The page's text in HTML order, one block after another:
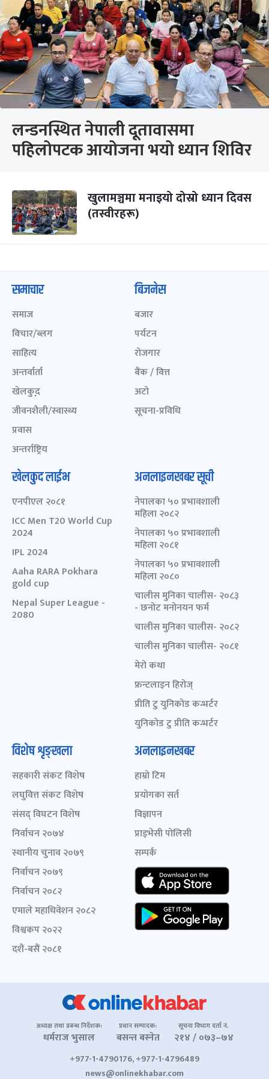
लन्डनस्थित नेपाली दूतावासमा
पहिलोपटक आयोजना भयो ध्यान शिविर
खुलामञ्चमा मनाइयो दोस्रो ध्यान दिवस
(तस्वीरहरू)
समाचार
समाज
विचार/ब्लग
साहित्य
अन्तर्वार्ता
खेलकुद़़
जीवनशैली/स्वास्थ्य
प्रवास
अन्तर्राष्ट्रिय
बिजनेस
बजार
पर्यटन
रोजगार
बैंक / वित्त
अटो
सूचना-प्रविधि
खेलकुद लाईभ
एनपीएल २०८१
ICC Men T20 World Cup
2024
IPL 2024
Aaha RARA Pokhara
gold cup
Nepal Super League -
2080
अनलाइनखबर सूची
नेपालका ५० प्रभावशाली
महिला २०८२
नेपालका ५० प्रभावशाली
महिला २०८१
नेपालका ५० प्रभावशाली
महिला २०८०
चालीस मुनिका चालीस- २०८३
- छनोट मनोनयन फर्म
चालीस मुनिका चालीस- २०८२
चालीस मुनिका चालीस- २०८१
मेरो कथा
फ्रन्टलाइन हिरोज्
प्रीति टु युनिकोड कन्भर्टर
युनिकोड टु प्रीति कन्भर्टर
विशेष शृङ्खला
सहकारी संकट विशेष
लघुवित्त संकट विशेष
संसद् विघटन विशेष
निर्वाचन २०७४
स्थानीय चुनाव २०७९
निर्वाचन २०७९
निर्वाचन २०८२
एमाले महाधिवेशन २०८२
विश्वकप २०२२
दशैं-बसैं २०८१
अनलाइनखबर
हाम्रो टिम
प्रयोगका सर्त
विज्ञापन
प्राइभेसी पोलिसी
सम्पर्क
अध्यक्ष तथा प्रबन्ध निर्देशक:
धर्मराज भुसाल
प्रधान सम्पादक:
बसन्त बस्नेत
सूचना विभाग दर्ता नं.
२१४ / ०७३–७४
+977-1-4790176, +977-1-4796489
news@onlinekhabar.com